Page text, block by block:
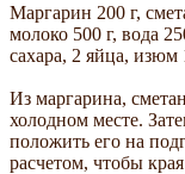
Маргарин 200 г,
молоко 500 г, вода
сахара, 2 яйца, изюм
Из маргарина,
холодном месте.
положить его на
расчетом, чтобы